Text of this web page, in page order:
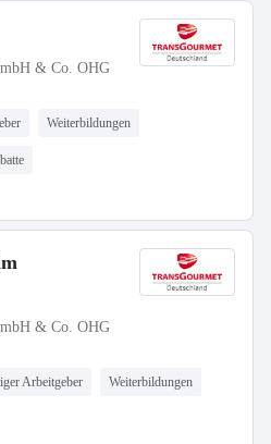
& Co. OHG
Weiterbildungen
& Co. OHG
Arbeitgeber Weiterbildungen